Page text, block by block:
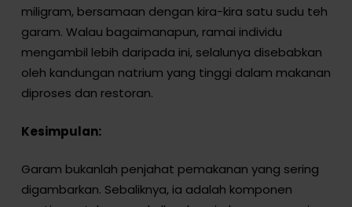
miligram, bersamaan dengan kira-kira satu sudu teh
garam. Walau bagaimanapun, ramai individu
mengambil lebih daripada ini, selalunya disebabkan
oleh kandungan natrium yang tinggi dalam makanan
diproses dan restoran.
Kesimpulan:
Garam bukanlah penjahat pemakanan yang sering
digambarkan. Sebaliknya, ia adalah komponen